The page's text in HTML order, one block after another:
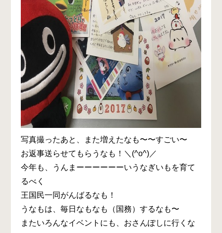
写真撮ったあと、また増えたなも〜〜すごい〜
お返事送らせてもらうなも！＼(^o^)／
今年も、うんまーーーーーーいうなぎいもを育て
るべく
王国民一同がんばるなも！
うなもは、毎日なもなも（国務）するなも〜
またいろんなイベントにも、おさんぽしに行くな